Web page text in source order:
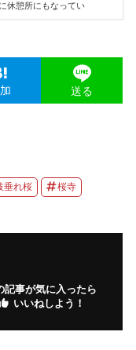
休憩所にもなってい
送る
垂れ桜 桜寺
記事が気に入ったら
いいねしよう！